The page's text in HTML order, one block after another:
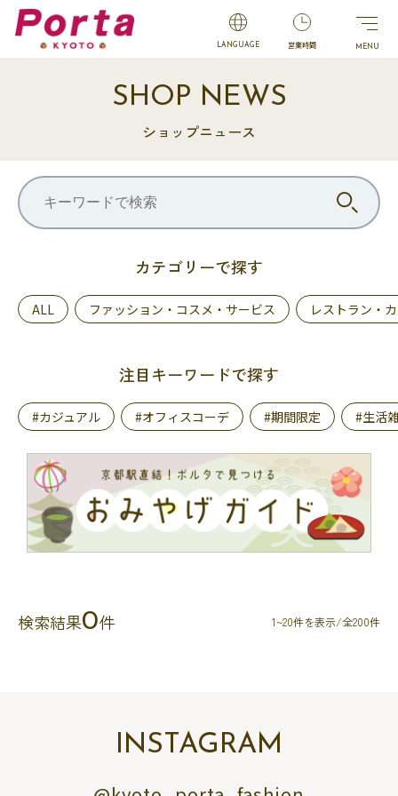
LANGUAGE 営業時間
SHOP NEWS
ショップニュース
カテゴリーで探す
ALL ファッション・コスメ・サービス レストラン・
注目キーワードで探す
#カジュアル #オフィスコーデ #期間限定 #生活
検索結果0件 1~20件を表示/全200件
INSTAGRAM